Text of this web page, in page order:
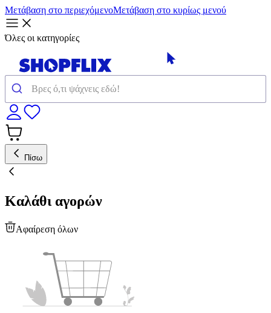
Μετάβαση στο περιεχόμενοΜετάβαση στο κυρίως μενού
Όλες οι κατηγορίες
Πίσω
Καλάθι αγορών
Αφαίρεση όλων